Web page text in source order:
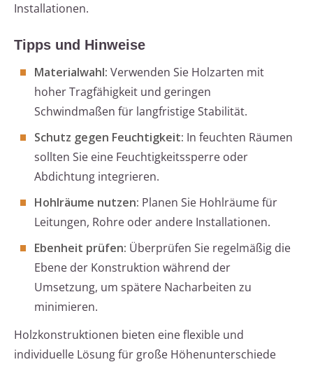
Installationen.
Tipps und Hinweise
Materialwahl: Verwenden Sie Holzarten mit
hoher Tragfähigkeit und geringen
Schwindmaßen für langfristige Stabilität.
Schutz gegen Feuchtigkeit: In feuchten Räumen
sollten Sie eine Feuchtigkeitssperre oder
Abdichtung integrieren.
Hohlräume nutzen: Planen Sie Hohlräume für
Leitungen, Rohre oder andere Installationen.
Ebenheit prüfen: Überprüfen Sie regelmäßig die
Ebene der Konstruktion während der
Umsetzung, um spätere Nacharbeiten zu
minimieren.
Holzkonstruktionen bieten eine flexible und
individuelle Lösung für große Höhenunterschiede